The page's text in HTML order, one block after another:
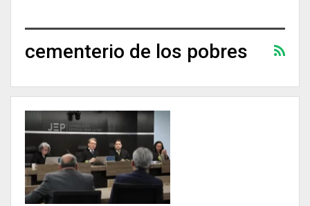
cementerio de los pobres